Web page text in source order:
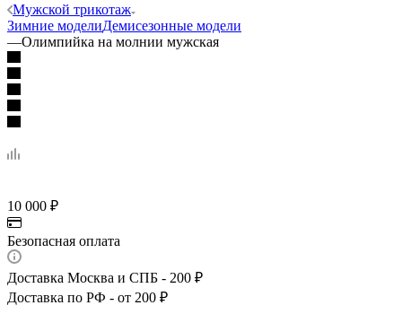
Мужской трикотаж
Зимние моделиДемисезонные модели
—Олимпийка на молнии мужская
10 000 ₽
Безопасная оплата
Доставка Москва и СПБ - 200 ₽
Доставка по РФ - от 200 ₽